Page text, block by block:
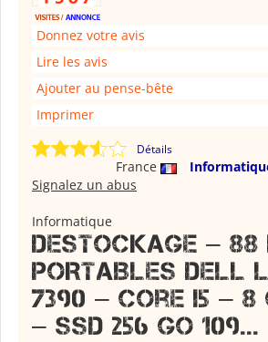
Donnez votre avis
Lire les avis
Ajouter au pense-bête
Imprimer
Détails
France
Signalez un abus
Informatique
DESTOCKAGE – 88
PORTABLES DELL
7390 – Core i5 – 8
– SSD 256 Go 109...